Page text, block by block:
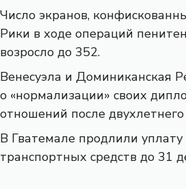
Число экранов,
Рики в ходе операций
возросло до 352.
Венесуэла и Доминиканская
о «нормализации» своих
отношений после
В Гватемале продлили уплату
транспортных средств до 31